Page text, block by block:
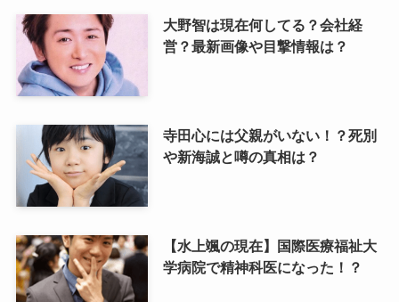
大野智は現在何してる？会社経
営？最新画像や目撃情報は？
寺田心には父親がいない！？死別
や新海誠と噂の真相は？
【水上颯の現在】国際医療福祉大
学病院で精神科医になった！？